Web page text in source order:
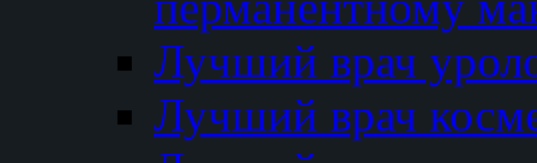
Лучший врач
Лучший врач